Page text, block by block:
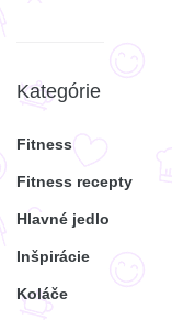
Kategórie
Fitness
Fitness recepty
Hlavné jedlo
Inšpirácie
Koláče